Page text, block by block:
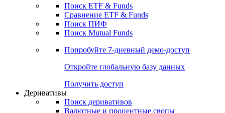
Откройте глобальную базу данных
Получить доступ
ETF & Funds
Сравнение ETF & Funds
Поиск Mutual Funds
Попробуйте7-дневный
Откройте глобальную базу данных